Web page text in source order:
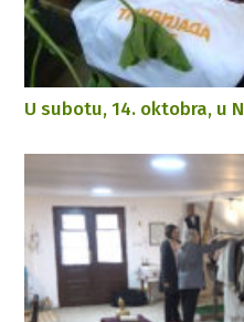
U subotu, 14. oktobra, u